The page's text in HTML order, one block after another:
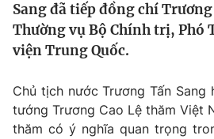
Thế giới
Tin tức
Câu chuyện quốc tế
Kinh tế
Tài chính
Thị trường
Dữ liệu và đời sống
Sang đã tiếp đồng chí
Thường vụ Bộ Chính trị, Phó
viện Trung Quốc.
Chủ tịch nước Trương Tấn Sang
tướng Trương Cao Lệ thăm Việt
thăm có ý nghĩa quan trọng